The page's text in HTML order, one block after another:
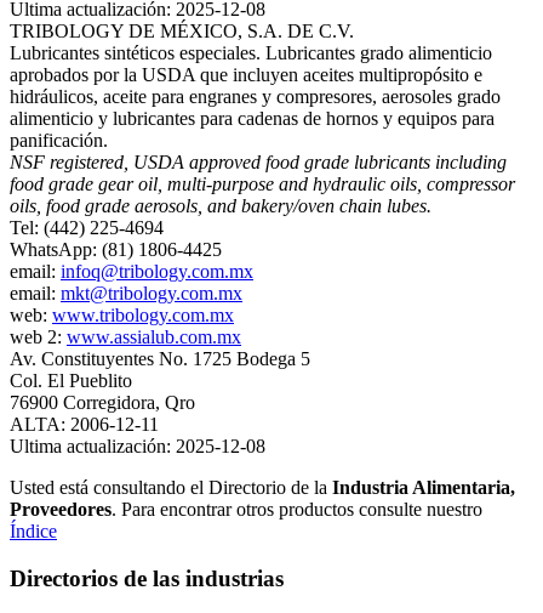
Ultima actualización: 2025-12-08
TRIBOLOGY DE MÉXICO, S.A. DE C.V.
Lubricantes sintéticos especiales. Lubricantes grado alimenticio
aprobados por la USDA que incluyen aceites multipropósito e
hidráulicos, aceite para engranes y compresores, aerosoles grado
alimenticio y lubricantes para cadenas de hornos y equipos para
panificación.
NSF registered, USDA approved food grade lubricants including
food grade gear oil, multi-purpose and hydraulic oils, compressor
oils, food grade aerosols, and bakery/oven chain lubes.
Tel: (442) 225-4694
WhatsApp: (81) 1806-4425
email: infoq@tribology.com.mx
email: mkt@tribology.com.mx
web: www.tribology.com.mx
web 2: www.assialub.com.mx
Av. Constituyentes No. 1725 Bodega 5
Col. El Pueblito
76900 Corregidora, Qro
ALTA: 2006-12-11
Ultima actualización: 2025-12-08
Usted está consultando el Directorio de la Industria Alimentaria,
Proveedores. Para encontrar otros productos consulte nuestro
Índice
Directorios de las industrias